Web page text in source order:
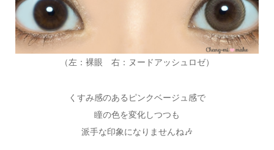
（左：裸眼 右：ヌードアッシュロゼ）
くすみ感のあるピンクベージュ感で
瞳の色を変化しつつも
派手な印象になりませんね🎶